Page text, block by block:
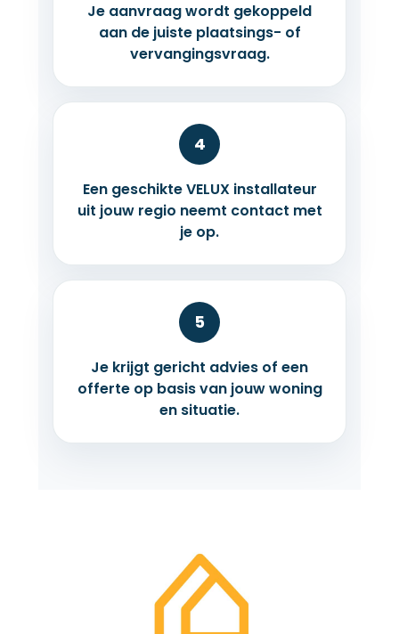
Je aanvraag wordt gekoppeld
aan de juiste plaatsings- of
vervangingsvraag.
4
Een geschikte VELUX installateur
uit jouw regio neemt contact met
je op.
5
Je krijgt gericht advies of een
offerte op basis van jouw woning
en situatie.